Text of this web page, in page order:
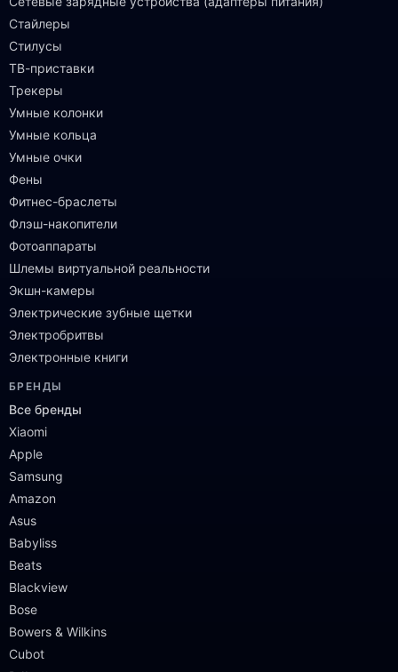
Стайлеры
Стилусы
ТВ-приставки
Трекеры
Умные колонки
Умные кольца
Умные очки
Фены
Фитнес-браслеты
Флэш-накопители
Фотоаппараты
Шлемы виртуальной реальности
Экшн-камеры
Электрические зубные щетки
Электробритвы
Электронные книги
БРЕНДЫ
Все бренды
Xiaomi
Apple
Samsung
Amazon
Asus
Babyliss
Beats
Blackview
Bose
Bowers & Wilkins
Cubot